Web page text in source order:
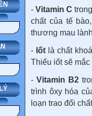
-Vitamin C
chất của tế
thương mau
- Iốt là chất
Thiếu iốt sẽ
- Vitamin B2
trình ôxy hóa
loạn trao đổi